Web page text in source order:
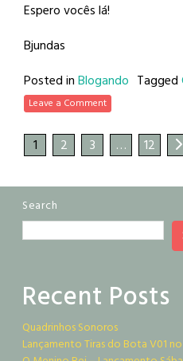
Espero vocês lá!
Bjundas
Posted inBlogando Tagged
Leave a Comment
1 2 3 … 12
Search
Recent Posts
Quadrinhos Sonoros
Lançamento Tiras do Bota V01